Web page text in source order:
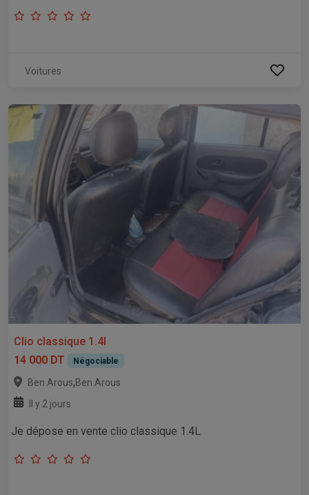
Voitures
Clio classique 1.4l
14 000 DT
Négociable
Ben Arous,Ben Arous
Il y 2 jours
Je dépose en vente clio classique 1.4L